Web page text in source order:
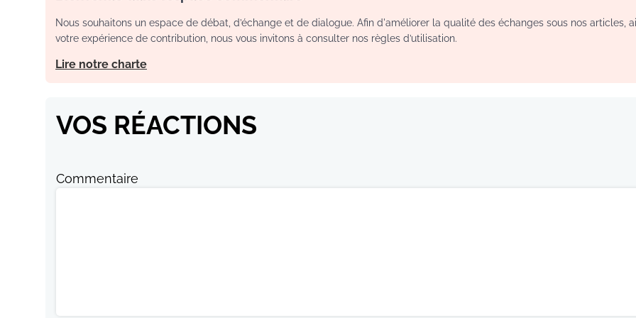
Nous souhaitons un espace de débat, d’échange et de dialogue. Afin d'améliorer la qualité des échanges sous nos articles,
votre expérience de contribution, nous vous invitons à consulter nos règles d’utilisation.
Lire notre charte
VOS RÉACTIONS
Commentaire